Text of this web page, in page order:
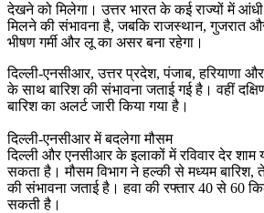
देखने को मिलेगा। उत्तर भारत के कई राज्यों में आंधी
मिलने की संभावना है, जबकि राजस्थान, गुजरात
भीषण गर्मी और लू का असर बना रहेगा।
दिल्ली-एनसीआर, उत्तर प्रदेश, पंजाब, हरियाणा
के साथ बारिश की संभावना जताई गई है। वहीं
बारिश का अलर्ट जारी किया गया है।
दिल्ली-एनसीआर में बदलेगा मौसम
दिल्ली और एनसीआर के इलाकों में रविवार देर शाम
सकता है। मौसम विभाग ने हल्की से मध्यम
की संभावना जताई है। हवा की रफ्तार 40 से 60
सकती है।